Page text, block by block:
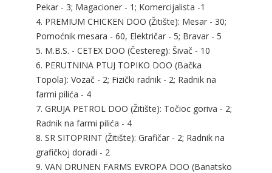
Pekar - 3; Magacioner - 1; Komercijalista -1
4. PREMIUM CHICKEN DOO (Žitište): Mesar - 30;
Pomoćnik mesara - 60, Električar - 5; Bravar - 5
5. M.B.S. - CETEX DOO (Čestereg): Šivač - 10
6. PERUTNINA PTUJ TOPIKO DOO (Bačka
Topola): Vozač - 2; Fizički radnik - 2; Radnik na
farmi pilića - 4
7. GRUJA PETROL DOO (Žitište): Točioc goriva - 2;
Radnik na farmi pilića - 4
8. SR SITOPRINT (Žitište): Grafičar - 2; Radnik na
grafičkoj doradi - 2
9. VAN DRUNEN FARMS EVROPA DOO (Banatsko